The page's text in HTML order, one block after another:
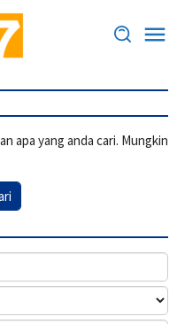
apa yang anda cari. Mungkin